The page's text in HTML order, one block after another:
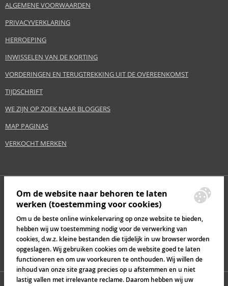
ALGEMENE VOORWAARDEN
PRIVACYVERKLARING
HERROEPING
INWISSELEN VAN DE KORTING
VORDERINGEN EN TERUGTREKKING UIT DE OVEREENKOMST
TIJDSCHRIFT
WE ZIJN OP ZOEK NAAR BLOGGERS
MAP PAGINAS
VERKOCHT MERKEN
Om de website naar behoren te laten
werken (toestemming voor cookies)
Om u de beste online winkelervaring op onze website te bieden,
hebben wij uw toestemming nodig voor de verwerking van
cookies, d.w.z. kleine bestanden die tijdelijk in uw browser worden
opgeslagen. Wij gebruiken cookies om de website goed te laten
functioneren en om uw voorkeuren te onthouden. Wij willen de
inhoud van onze site graag precies op u afstemmen en u niet
lastig vallen met irrelevante reclame. Daarom hebben wij uw